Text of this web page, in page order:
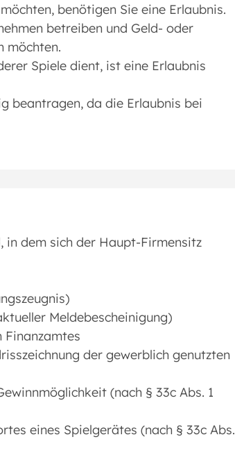
benötigen Sie eine Erlaubnis.
betreiben und Geld- oder
möchten.
Spiele dient, ist eine Erlaubnis
beantragen, da die Erlaubnis bei
in dem sich der Haupt-Firmensitz
Meldebescheinigung)
Finanzamtes
der gewerblich genutzten
(nach § 33c Abs. 1
eines Spielgerätes (nach § 33c Abs.